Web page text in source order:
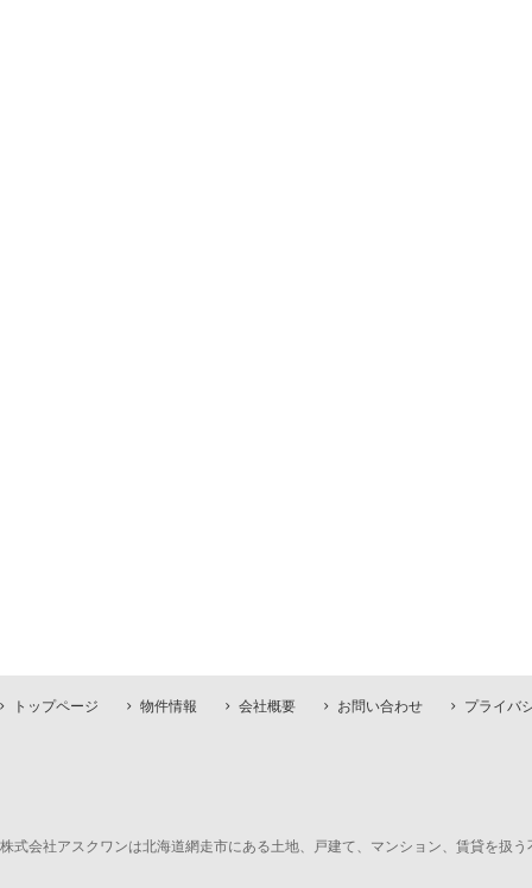
トップページ 物件情報 会社概要 お問い合わせ プライバ
株式会社アスクワンは北海道網走市にある土地、戸建て、マンション、賃貸を扱